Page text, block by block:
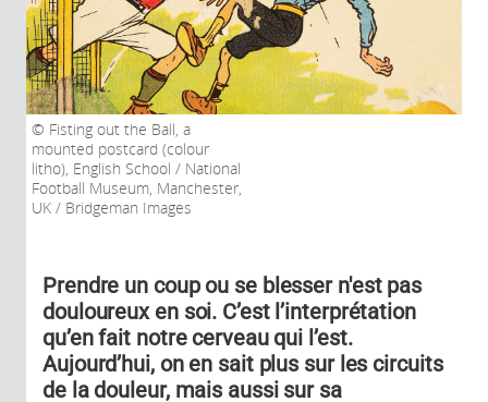
Fisting out the Ball, a
mounted postcard (colour
litho), English School / National
Football Museum, Manchester,
UK / Bridgeman Images
Prendre un coup ou se blesser n'est pas
douloureux en soi. C’est l’interprétation
qu’en fait notre cerveau qui l’est.
Aujourd’hui, on en sait plus sur les circuits
de la douleur, mais aussi sur sa